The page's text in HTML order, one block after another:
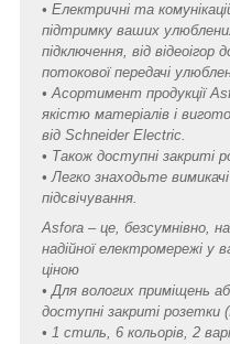
• Електричні та
підтримку ваших
підключення, від відеоігор
потокової передачі
• Асортимент продукції
якістю матеріалів і
від Schneider Electric.
• Також доступні закриті
• Легко знаходьте
підсвічування.
Asfora – це, безсумнівно,
надійної електромережі у
ціною
• Для вологих приміщень
доступні закриті розетки
• 1 стиль, 6 кольорів, 2